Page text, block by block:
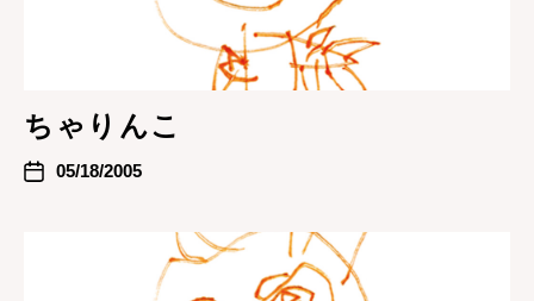
ちゃりんこ
05/18/2005